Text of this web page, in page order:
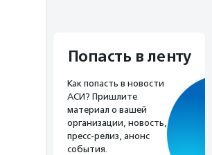
Попасть в ленту
Как попасть в новости
АСИ? Пришлите
материал о вашей
организации, новость,
пресс-релиз, анонс
события.